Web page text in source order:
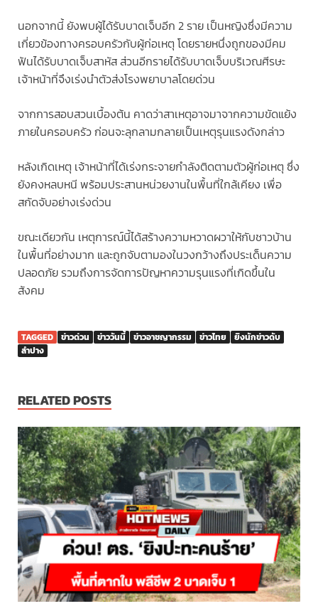
นอกจากนี้ ยังพบผู้ได้รับบาดเจ็บอีก 2 ราย เป็นหญิงซึ่งมีความ
เกี่ยวข้องทางครอบครัวกับผู้ก่อเหตุ โดยรายหนึ่งถูกของมีคม
ฟันได้รับบาดเจ็บสาหัส ส่วนอีกรายได้รับบาดเจ็บบริเวณศีรษะ
เจ้าหน้าที่จึงเร่งนำตัวส่งโรงพยาบาลโดยด่วน
จากการสอบสวนเบื้องต้น คาดว่าสาเหตุอาจมาจากความขัดแย้ง
ภายในครอบครัว ก่อนจะลุกลามกลายเป็นเหตุรุนแรงดังกล่าว
หลังเกิดเหตุ เจ้าหน้าที่ได้เร่งกระจายกำลังติดตามตัวผู้ก่อเหตุ ซึ่ง
ยังคงหลบหนี พร้อมประสานหน่วยงานในพื้นที่ใกล้เคียง เพื่อ
สกัดจับอย่างเร่งด่วน
ขณะเดียวกัน เหตุการณ์นี้ได้สร้างความหวาดผวาให้กับชาวบ้าน
ในพื้นที่อย่างมาก และถูกจับตามองในวงกว้างถึงประเด็นความ
ปลอดภัย รวมถึงการจัดการปัญหาความรุนแรงที่เกิดขึ้นใน
สังคม
TAGGED ข่าวด่วน ข่าววันนี้ ข่าวอาชญากรรม ข่าวไทย
ยิงนักข่าวดับ
ลำปาง
RELATED POSTS